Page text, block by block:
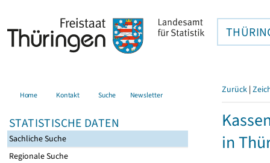
Home Kontakt Suche Newsletter
STATISTISCHE DATEN
Sachliche Suche
Regionale Suche
Zurück |
in